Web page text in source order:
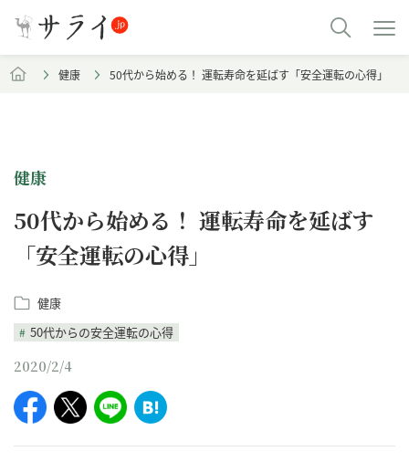
健康 50代から始める！ 運転寿命を延ばす「安全運転の心得」
健康
50代から始める！ 運転寿命を延ばす
「安全運転の心得」
健康
50代からの安全運転の心得
2020/2/4